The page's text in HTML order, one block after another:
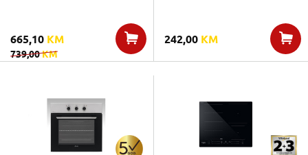
665,10 KM
739,00KM
242,00 KM